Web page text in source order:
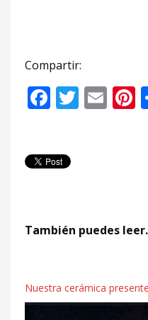
Compartir:
También puedes
Nuestra cerámica